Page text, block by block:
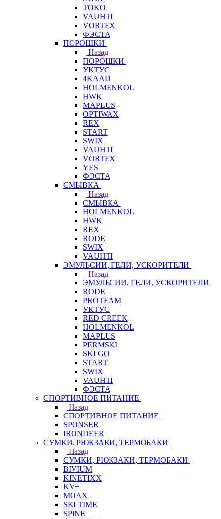
TOKO
VAUHTI
VORTEX
ФЭСТА
ПОРОШКИ
Назад
ПОРОШКИ
УКТУС
4KAAD
HOLMENKOL
HWK
MAPLUS
OPTIWAX
REX
START
SWIX
VAUHTI
VORTEX
YES
ФЭСТА
СМЫВКА
Назад
СМЫВКА
HOLMENKOL
HWK
REX
RODE
SWIX
VAUHTI
ЭМУЛЬСИИ, ГЕЛИ, УСКОРИТЕЛИ
Назад
ЭМУЛЬСИИ, ГЕЛИ, УСКОРИТЕЛИ
RODE
PROTEAM
УКТУС
RED CREEK
HOLMENKOL
MAPLUS
PERMSKI
SKI GO
START
SWIX
VAUHTI
ФЭСТА
СПОРТИВНОЕ ПИТАНИЕ
Назад
СПОРТИВНОЕ ПИТАНИЕ
SPONSER
IRONDEER
СУМКИ, РЮКЗАКИ, ТЕРМОБАКИ
Назад
СУМКИ, РЮКЗАКИ, ТЕРМОБАКИ
BIVIUM
KINETIXX
KV+
MOAX
SKI TIME
SPINE